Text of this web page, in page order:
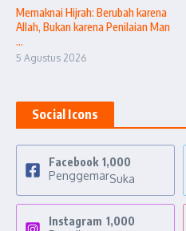
Memaknai Hijrah: Berubah karena
Allah, Bukan karena Penilaian Man
...
5 Agustus 2026
Social Icons
Facebook 1,000
PenggemarSuka
Instagram 1,000